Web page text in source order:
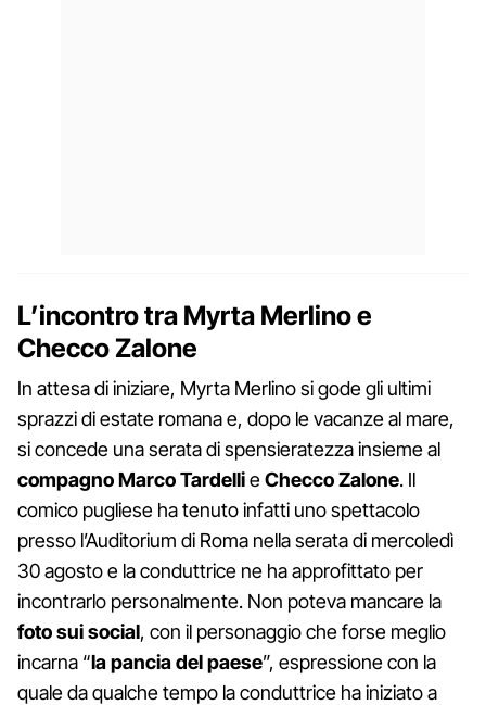
L’incontro tra Myrta Merlino e
Checco Zalone
In attesa di iniziare, Myrta Merlino si gode gli ultimi
sprazzi di estate romana e, dopo le vacanze al mare,
si concede una serata di spensieratezza insieme al
compagno Marco TardellieChecco Zalone. Il
comico pugliese ha tenuto infatti uno spettacolo
presso l’Auditorium di Roma nella serata di mercoledì
30 agosto e la conduttrice ne ha approfittato per
incontrarlo personalmente. Non poteva mancare la
foto sui social, con il personaggio che forse meglio
incarna “la pancia del paese”, espressione con la
quale da qualche tempo la conduttrice ha iniziato a